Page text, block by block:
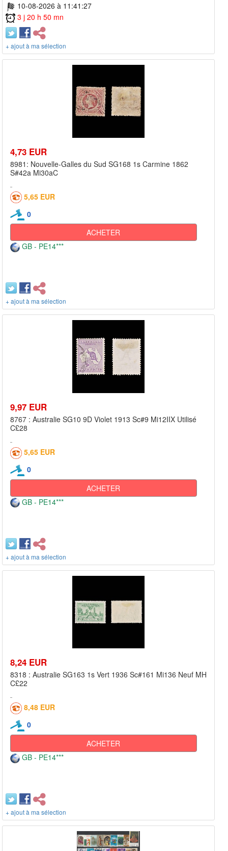
10-08-2026 à 11:41:27
3 j 20 h 50 mn
+ ajout à ma sélection
4,73 EUR
8981: Nouvelle-Galles du Sud SG168 1s Carmine 1862
S#42a Mi30aC
5,65 EUR
0
ACHETER
GB - PE14***
+ ajout à ma sélection
9,97 EUR
8767 : Australie SG10 9D Violet 1913 Sc#9 Mi12IIX Utilisé
C£28
5,65 EUR
0
ACHETER
GB - PE14***
+ ajout à ma sélection
8,24 EUR
8318 : Australie SG163 1s Vert 1936 Sc#161 Mi136 Neuf MH
C£22
8,48 EUR
0
ACHETER
GB - PE14***
+ ajout à ma sélection